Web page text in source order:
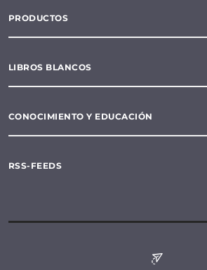
PRODUCTOS
LIBROS BLANCOS
CONOCIMIENTO Y EDUCACIÓN
RSS-FEEDS